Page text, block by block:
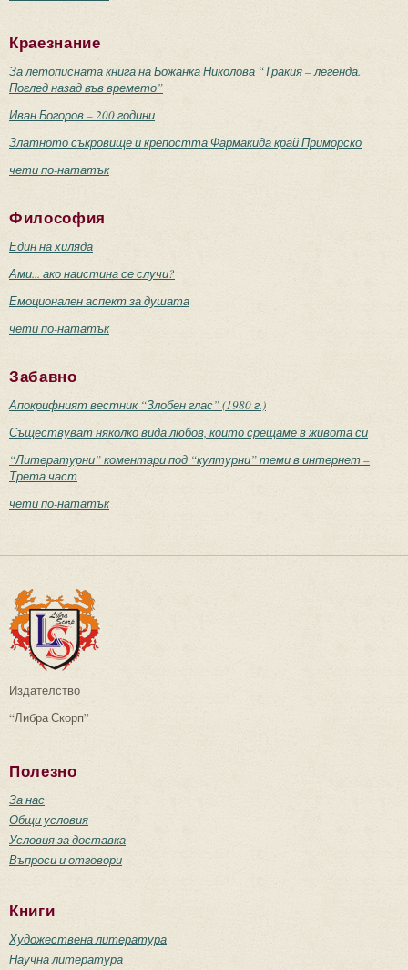
Краезнание
За летописната книга на Божанка Николова “Тракия – легенда.
Поглед назад във времето”
Иван Богоров – 200 години
Златното съкровище и крепостта Фармакида край Приморско
чети по-нататък
Философия
Един на хиляда
Ами... ако наистина се случи?
Емоционален аспект за душата
чети по-нататък
Забавно
Апокрифният вестник “Злобен глас” (1980 г.)
Съществуват няколко вида любов, които срещаме в живота си
“Литературни” коментари под “културни” теми в интернет –
Трета част
чети по-нататък
Издателство
“Либра Скорп”
Полезно
За нас
Общи условия
Условия за доставка
Въпроси и отговори
Книги
Художествена литература
Научна литература